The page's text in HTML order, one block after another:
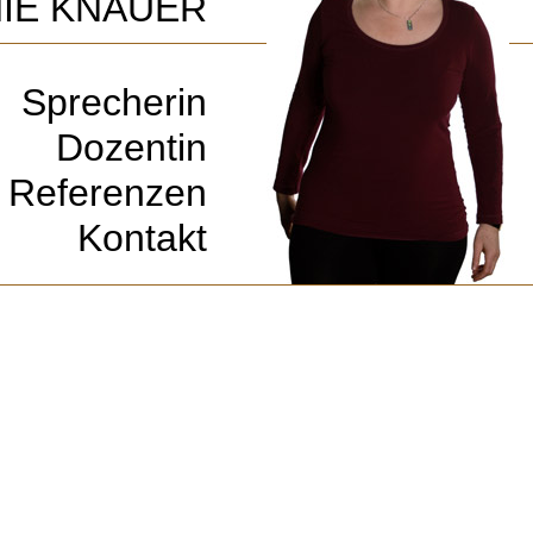
Sprecherin
Dozentin
Referenzen
Kontakt